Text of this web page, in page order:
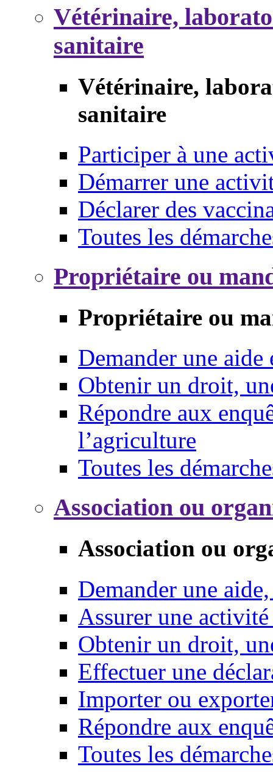
Vétérinaire,
sanitaire
Vétérinaire,
sanitaire
Participer à une
Démarrer une
Déclarer des
Toutes les
Propriétaire ou
Propriétaire ou
Demander une aide
Obtenir un droit,
Répondre aux
l’agriculture
Toutes les
Association ou
Association ou
Demander une
Assurer une
Obtenir un droit,
Effectuer une
Importer ou
Répondre aux
Toutes les